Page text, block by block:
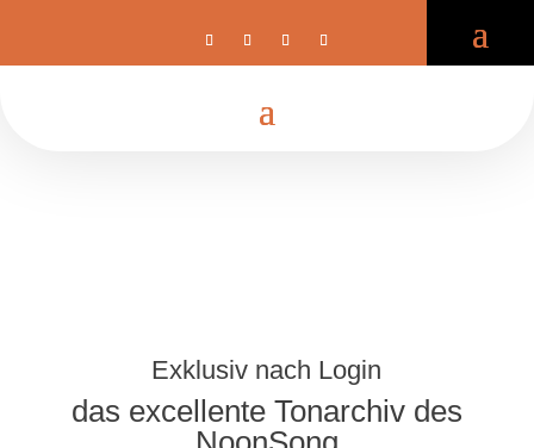
Exklusiv nach Login
das excellente Tonarchiv des